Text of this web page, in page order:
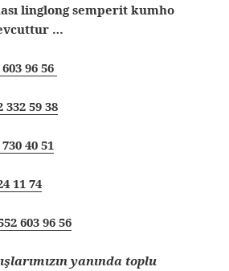
linglong semperit kumho
…
96 56
332 59 38
40 51
11 74
603 96 56
yanında toplu